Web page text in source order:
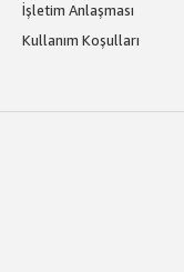
İşletim Anlaşması
Kullanım Koşulları